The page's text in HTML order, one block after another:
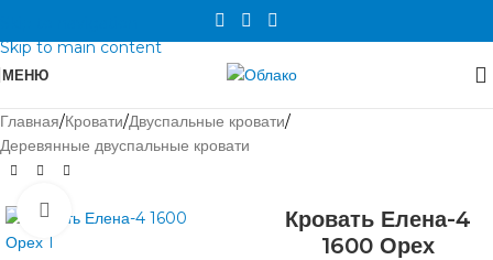
Skip to main content
МЕНЮ
Главная/Кровати/Двуспальные кровати/
Деревянные двуспальные кровати
Нажмите, чтобы увеличить
Кровать Елена-4
1600 Орех